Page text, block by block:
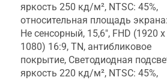
яркость 250 кд/м², NTSC: 45%,
относительная площадь
Не сенсорный, 15,6", FHD (1920 x
1080) 16:9, TN, антибликовое
покрытие, Светодиодная
яркость 220 кд/м², NTSC: 45%,